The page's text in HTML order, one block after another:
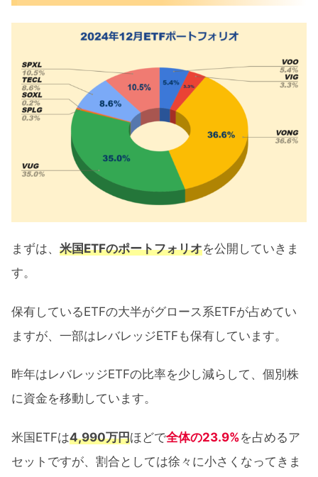
まずは、 米国ETFのポートフォリオを公開していきま
す。
保有しているETFの大半がグロース系ETFが占めてい
ますが、一部はレバレッジETFも保有しています。
昨年はレバレッジETFの比率を少し減らして、個別株
に資金を移動しています。
米国ETFは4,990万円ほどで全体の23.9%を占めるア
セットですが、割合としては徐々に小さくなってきま